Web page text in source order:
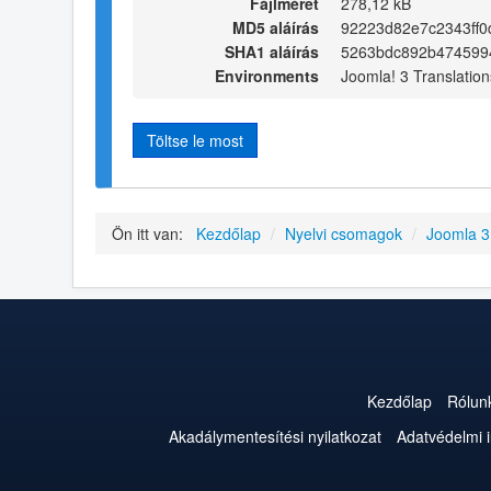
MD5 aláírás
SHA1 aláírás
Environments
Joomla! 3
Töltse le most
Ön itt van: Kezdőlap / Nyelvi csomagok / Joomla
Kezdőlap
Akadálymentesítési nyilatkozat
Adatvédelmi